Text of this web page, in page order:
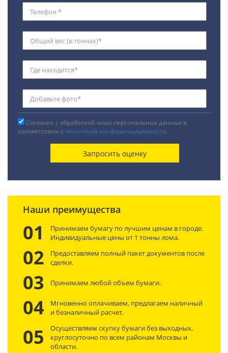
Согласен с обработкой моих персональных данных в
соответствии с политикой конфиденциальности.
Наши преимущества
01
Принимаем бумагу по лучшим ценам в городе.
Индивидуальные цены от 1 тонны лома.
02
Предоставляем полный пакет документов после
сделки.
03 Принимаем любой объем бумаги.
04
Мгновенно оплачиваем, предлагаем наличный
и безналичный расчет.
05
Осуществляем скупку бумаги без выходных,
круглосуточно по всем районам Москвы и
области.